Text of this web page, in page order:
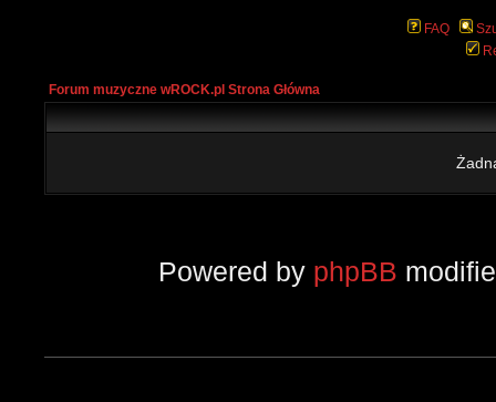
FAQ
Forum muzyczne wROCK.pl Strona Główna
Powered by phpBB